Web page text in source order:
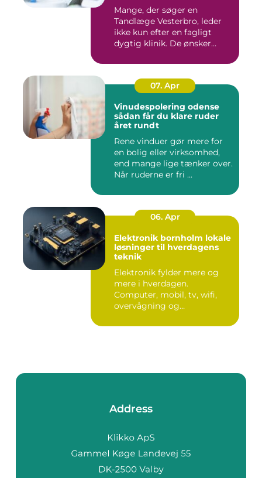
Mange, der søger en
Tandlæge Vesterbro, leder
ikke kun efter en fagligt
dygtig klinik. De ønsker
07. Apr
Vinudespolering odense
sådan får du klare ruder
året rundt
Rene vinduer gør mere for
en bolig eller virksomhed,
end mange lige tænker over.
Når ruderne er fri ...
06. Apr
Elektronik bornholm lokale
løsninger til hverdagens
teknik
Elektronik fylder mere og
mere i hverdagen.
Computer, mobil, tv, wifi,
overvågning og
Address